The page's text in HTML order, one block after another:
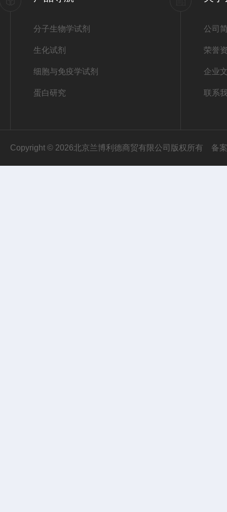
分子生物学试剂
生化试剂
细胞与免疫学试剂
蛋白研究
公司
荣誉
企业
联系
Copyright © 2026北京兰博利德商贸有限公司版权所有 备